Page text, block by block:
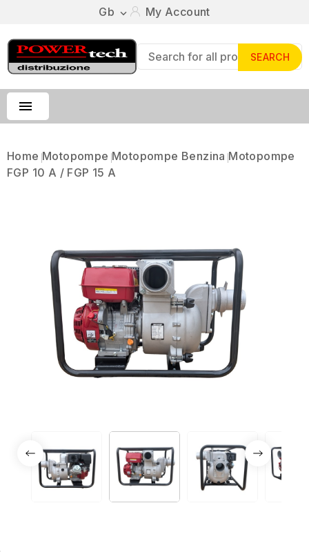
Gb  My Account
SEARCH

Home Motopompe Motopompe Benzina Motopompe
FGP 10 A / FGP 15 A